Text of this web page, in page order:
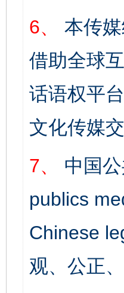
6、
本传
借助全球
话语权平
文化传媒
7、
中国
publics
Chinese
观、公正
完善运行机制助力责
东山县通报“牛蛙产品抗